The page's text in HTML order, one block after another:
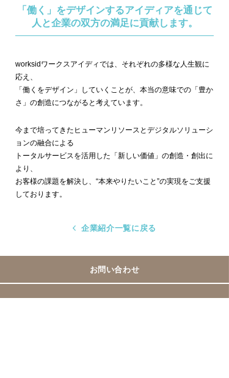
「働く」をデザインするアイディアを通じて
人と企業の双方の満足に貢献します。
worksidワークスアイディでは、それぞれの多様な人生観に
応え、
「働くをデザイン」していくことが、本当の意味での「豊か
さ」の創造につながると考えています。
今まで培ってきたヒューマンリソースとデジタルソリューシ
ョンの融合による
トータルサービスを活用した「新しい価値」の創造・創出に
より、
お客様の課題を解決し、“本来やりたいこと”の実現をご支援
しております。
企業紹介一覧に戻る
お問い合わせ